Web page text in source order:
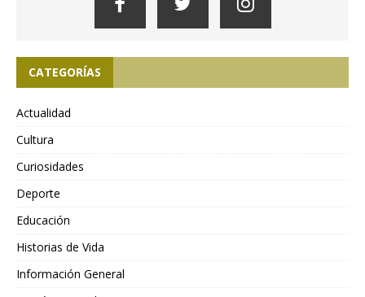
CATEGORÍAS
Actualidad
Cultura
Curiosidades
Deporte
Educación
Historias de Vida
Información General